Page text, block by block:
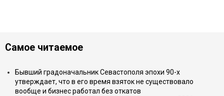
Самое читаемое
Бывший градоначальник Севастополя эпохи 90-х
утверждает, что в его время взяток не существовало
вообще и бизнес работал без откатов